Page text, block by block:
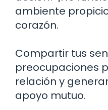
ambiente
corazón.
Compartir tus
preocupaciones
relación y
apoyo mutuo.